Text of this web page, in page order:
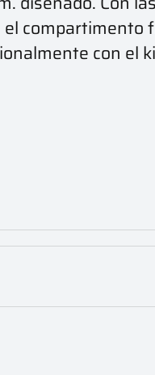
compartimento
con el